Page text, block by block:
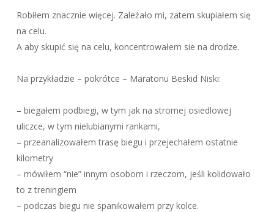
Robiłem znacznie więcej. Zależało mi, zatem skupiałem się
na celu.
A aby skupić się na celu, koncentrowałem sie na drodze.
Na przykładzie – pokrótce – Maratonu Beskid Niski:
– biegałem podbiegi, w tym jak na stromej osiedlowej
uliczce, w tym nielubianymi rankami,
– przeanalizowałem trasę biegu i przejechałem ostatnie
kilometry
– mówiłem “nie” innym osobom i rzeczom, jeśli kolidowało
to z treningiem
– podczas biegu nie spanikowałem przy kolce.